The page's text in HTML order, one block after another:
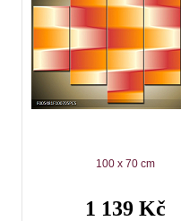
100 x 70 cm
1 139 Kč